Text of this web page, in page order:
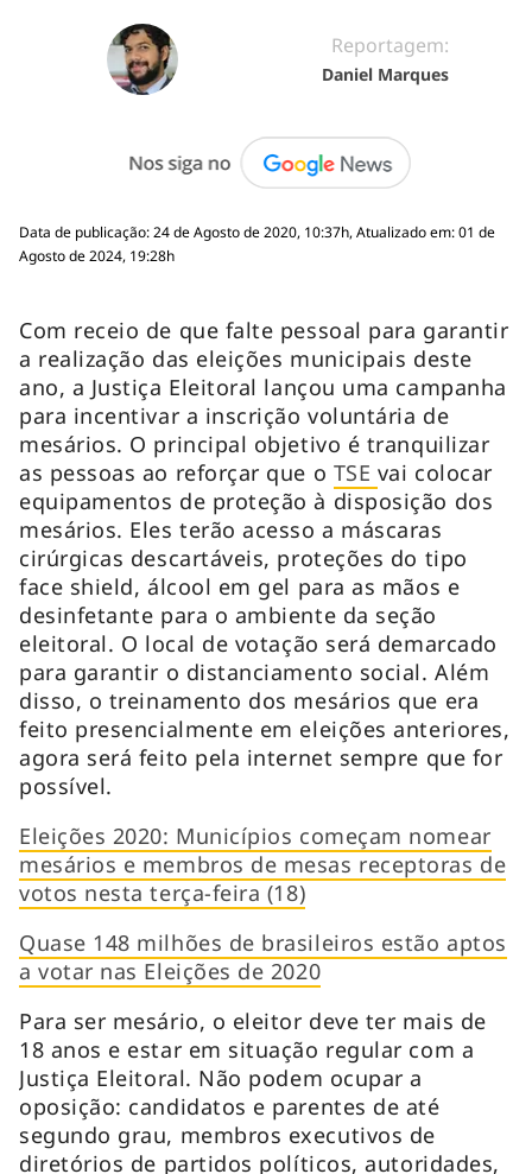
Reportagem:
Daniel Marques
Data de publicação: 24 de Agosto de 2020, 10:37h, Atualizado em: 01 de
Agosto de 2024, 19:28h
Com receio de que falte pessoal para garantir
a realização das eleições municipais deste
ano, a Justiça Eleitoral lançou uma campanha
para incentivar a inscrição voluntária de
mesários. O principal objetivo é tranquilizar
as pessoas ao reforçar que o TSE vai colocar
equipamentos de proteção à disposição dos
mesários. Eles terão acesso a máscaras
cirúrgicas descartáveis, proteções do tipo
face shield, álcool em gel para as mãos e
desinfetante para o ambiente da seção
eleitoral. O local de votação será demarcado
para garantir o distanciamento social. Além
disso, o treinamento dos mesários que era
feito presencialmente em eleições anteriores,
agora será feito pela internet sempre que for
possível.
Eleições 2020: Municípios começam nomear
mesários e membros de mesas receptoras de
votos nesta terça-feira (18)
Quase 148 milhões de brasileiros estão aptos
a votar nas Eleições de 2020
Para ser mesário, o eleitor deve ter mais de
18 anos e estar em situação regular com a
Justiça Eleitoral. Não podem ocupar a
oposição: candidatos e parentes de até
segundo grau, membros executivos de
diretórios de partidos políticos, autoridades,